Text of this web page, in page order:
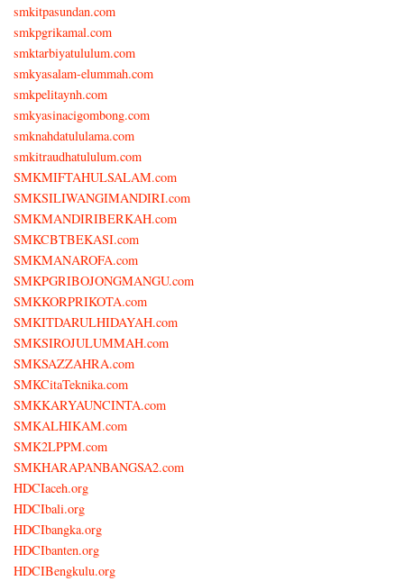
smkitpasundan.com
smkpgrikamal.com
smktarbiyatululum.com
smkyasalam-elummah.com
smkpelitaynh.com
smkyasinacigombong.com
smknahdatululama.com
smkitraudhatululum.com
SMKMIFTAHULSALAM.com
SMKSILIWANGIMANDIRI.com
SMKMANDIRIBERKAH.com
SMKCBTBEKASI.com
SMKMANAROFA.com
SMKPGRIBOJONGMANGU.com
SMKKORPRIKOTA.com
SMKITDARULHIDAYAH.com
SMKSIROJULUMMAH.com
SMKSAZZAHRA.com
SMKCitaTeknika.com
SMKKARYAUNCINTA.com
SMKALHIKAM.com
SMK2LPPM.com
SMKHARAPANBANGSA2.com
HDCIaceh.org
HDCIbali.org
HDCIbangka.org
HDCIbanten.org
HDCIBengkulu.org